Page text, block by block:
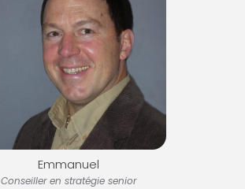
Emmanuel
Conseiller en stratégie senior